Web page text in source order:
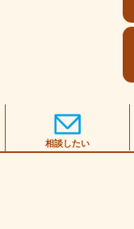
相談したい